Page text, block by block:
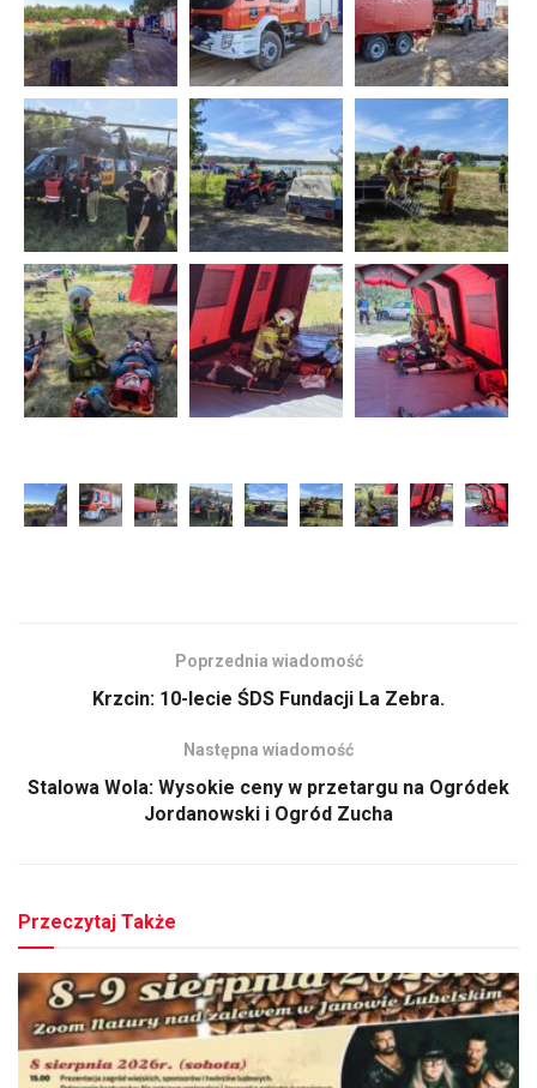
Poprzednia wiadomość
Krzcin: 10-lecie ŚDS Fundacji La Zebra.
Następna wiadomość
Stalowa Wola: Wysokie ceny w przetargu na Ogródek
Jordanowski i Ogród Zucha
Przeczytaj Także